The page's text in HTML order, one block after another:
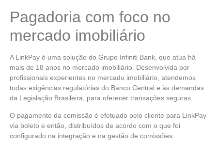
Pagadoria com foco no
mercado imobiliário
A LinkPay é uma solução do Grupo Infiniti Bank, que atua há
mais de 18 anos no mercado imobiliário. Desenvolvida por
profissionais experientes no mercado imobiliário, atendemos
todas exigências regulatórias do Banco Central e às demandas
da Legislação Brasileira, para oferecer transações seguras.
O pagamento da comissão é efetuado pelo cliente para LinkPay
via boleto e então, distribuídos de acordo com o que foi
configurado na integração e na gestão de comissões.